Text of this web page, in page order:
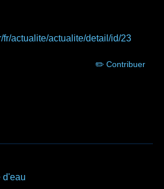
/fr/actualite/actualite/detail/id/23
✏️ Contribuer
d'eau